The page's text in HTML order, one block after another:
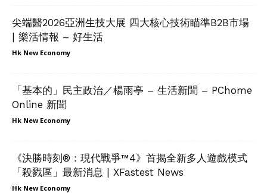
尖端醫2026亞洲生技大展 四大核心技術瞄準B2B市場
| 樂活情報 – 好生活
Hk New Economy
「基本的」民主政治／楊雨亭 – 生活新聞 – PChome
Online 新聞
Hk New Economy
《決勝時刻®：現代戰爭™4》首揭全新多人遊戲模式
「殺戮區」最新消息 | XFastest News
Hk New Economy